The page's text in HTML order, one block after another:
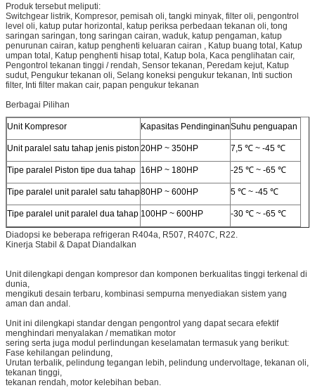
Produk tersebut meliputi:
Switchgear listrik, Kompresor, pemisah oli, tangki minyak, filter oli, pengontrol
level oli, katup putar horizontal, katup periksa perbedaan tekanan oli, tong
saringan saringan, tong saringan cairan, waduk, katup pengaman, katup
penurunan cairan, katup penghenti keluaran cairan , Katup buang total, Katup
umpan total, Katup penghenti hisap total, Katup bola, Kaca penglihatan cair,
Pengontrol tekanan tinggi / rendah, Sensor tekanan, Peredam kejut, Katup
sudut, Pengukur tekanan oli, Selang koneksi pengukur tekanan, Inti suction
filter, Inti filter makan cair, papan pengukur tekanan
Berbagai Pilihan
Unit Kompresor Kapasitas PendinginanSuhu penguapan
Unit paralel satu tahap jenis piston 20HP ~ 350HP 7,5 ℃ ~ -45 ℃
Tipe paralel Piston tipe dua tahap 16HP ~ 180HP -25 ℃ ~ -65 ℃
Tipe paralel unit paralel satu tahap80HP ~ 600HP 5 ℃ ~ -45 ℃
Tipe paralel unit paralel dua tahap 100HP ~ 600HP -30 ℃ ~ -65 ℃
Diadopsi ke beberapa refrigeran R404a, R507, R407C, R22.
Kinerja Stabil & Dapat Diandalkan
Unit dilengkapi dengan kompresor dan komponen berkualitas tinggi terkenal di
dunia,
mengikuti desain terbaru, kombinasi sempurna menyediakan sistem yang
aman dan andal.
Unit ini dilengkapi standar dengan pengontrol yang dapat secara efektif
menghindari menyalakan / mematikan motor
sering serta juga modul perlindungan keselamatan termasuk yang berikut:
Fase kehilangan pelindung,
Urutan terbalik, pelindung tegangan lebih, pelindung undervoltage, tekanan oli,
tekanan tinggi,
tekanan rendah, motor kelebihan beban.